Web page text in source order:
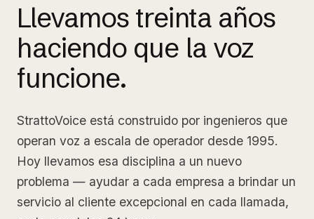
Llevamos treinta años
haciendo que la voz
funcione.
StrattoVoice está construido por ingenieros que
operan voz a escala de operador desde 1995.
Hoy llevamos esa disciplina a un nuevo
problema — ayudar a cada empresa a brindar un
servicio al cliente excepcional en cada llamada,